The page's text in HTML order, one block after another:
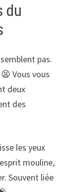
du
pas.
Vous vous
deux
des
les yeux
mouline,
Souvent liée